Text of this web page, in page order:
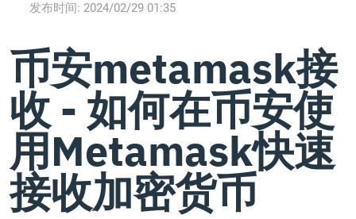
发布时间: 2024/02/29 01:35
币安metamask接
收 - 如何在币安使
用Metamask快速
接收加密货币